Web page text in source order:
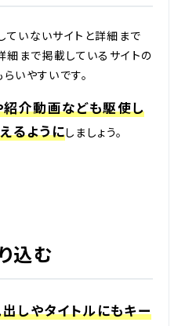
いないサイトと詳細まで
細まで掲載しているサイトの
いやすいです。
介動画なども駆使し
るようにしましょう。
込む
しやタイトルにもキー